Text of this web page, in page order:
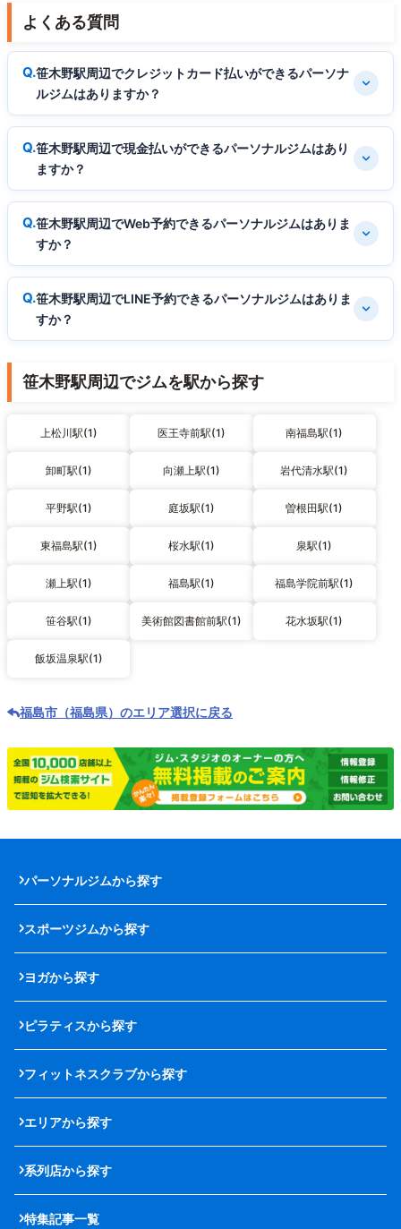
よくある質問
笹木野駅周辺でクレジットカード払いができるパーソナ
ルジムはありますか？
笹木野駅周辺で現金払いができるパーソナルジムはあり
ますか？
笹木野駅周辺でWeb予約できるパーソナルジムはありま
すか？
笹木野駅周辺でLINE予約できるパーソナルジムはありま
すか？
笹木野駅周辺でジムを駅から探す
上松川駅(1) 医王寺前駅(1) 南福島駅(1)
卸町駅(1) 向瀬上駅(1) 岩代清水駅(1)
平野駅(1) 庭坂駅(1) 曽根田駅(1)
東福島駅(1) 桜水駅(1) 泉駅(1)
瀬上駅(1) 福島駅(1) 福島学院前駅(1)
笹谷駅(1) 美術館図書館前駅(1) 花水坂駅(1)
飯坂温泉駅(1)
福島市（福島県）のエリア選択に戻る
パーソナルジムから探す
スポーツジムから探す
ヨガから探す
ピラティスから探す
フィットネスクラブから探す
エリアから探す
系列店から探す
特集記事一覧